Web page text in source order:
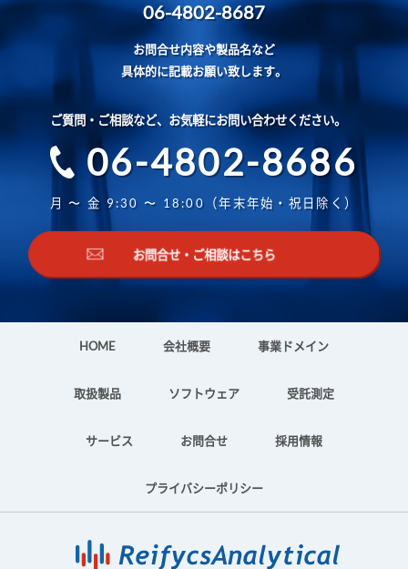
06-4802-8687
お問合せ内容や製品名など
具体的に記載お願い致します。
ご質問・ご相談など、お気軽にお問い合わせください。
06-4802-8686
月 〜 金 9:30 〜 18:00（年末年始・祝日除く）
お問合せ・ご相談はこちら
HOME 会社概要 事業ドメイン
取扱製品 ソフトウェア 受託測定
サービス お問合せ 採用情報
プライバシーポリシー